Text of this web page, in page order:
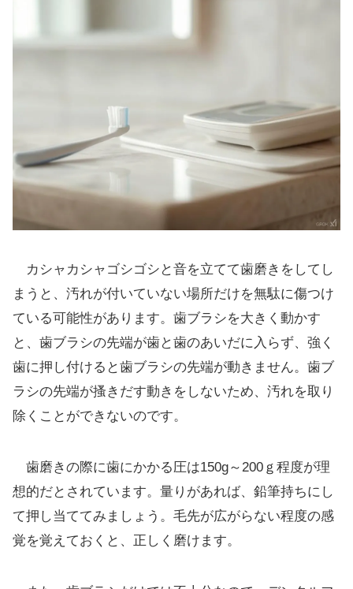
カシャカシャゴシゴシと音を立てて歯磨きをしてし
まうと、汚れが付いていない場所だけを無駄に傷つけ
ている可能性があります。歯ブラシを大きく動かす
と、歯ブラシの先端が歯と歯のあいだに入らず、強く
歯に押し付けると歯ブラシの先端が動きません。歯ブ
ラシの先端が搔きだす動きをしないため、汚れを取り
除くことができないのです。
歯磨きの際に歯にかかる圧は150g～200ｇ程度が理
想的だとされています。量りがあれば、鉛筆持ちにし
て押し当ててみましょう。毛先が広がらない程度の感
覚を覚えておくと、正しく磨けます。